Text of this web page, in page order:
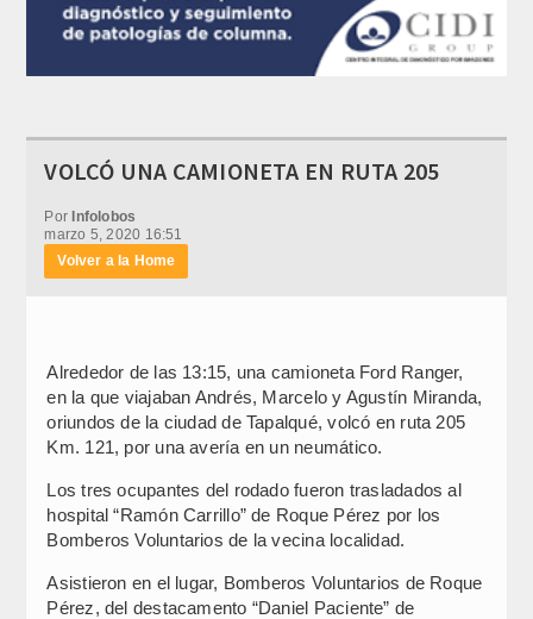
VOLCÓ UNA CAMIONETA EN RUTA 205
PorInfolobos
marzo 5, 2020 16:51
Volver a la Home
Alrededor de las 13:15, una camioneta Ford Ranger,
en la que viajaban Andrés, Marcelo y Agustín Miranda,
oriundos de la ciudad de Tapalqué, volcó en ruta 205
Km. 121, por una avería en un neumático.
Los tres ocupantes del rodado fueron trasladados al
hospital “Ramón Carrillo” de Roque Pérez por los
Bomberos Voluntarios de la vecina localidad.
Asistieron en el lugar, Bomberos Voluntarios de Roque
Pérez, del destacamento “Daniel Paciente” de